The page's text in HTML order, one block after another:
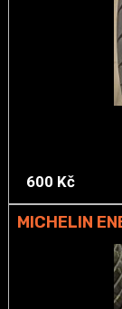
600 Kč
MICHELIN